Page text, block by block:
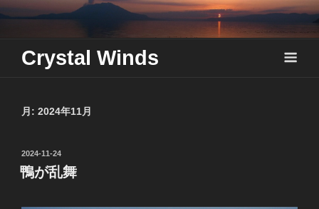
Skip
content
Crystal Winds
月: 2024年11月
投
稿
日:
2024-11-24
鴨が乱舞